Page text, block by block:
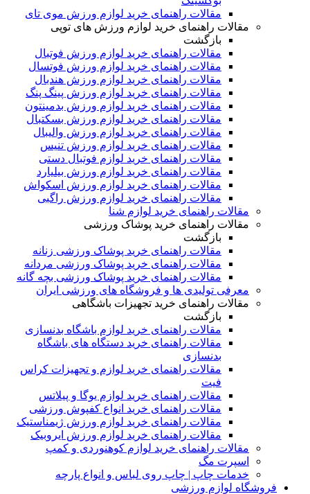
مقالات راهنمای خرید لوازم ورزش موی تای
مقالات راهنمای خرید لوازم ورزش های توپی
بازگشت
مقالات راهنمای خرید لوازم ورزش فوتبال
مقالات راهنمای خرید لوازم ورزش فوتسال
مقالات راهنمای خرید لوازم ورزش هندبال
مقالات راهنمای خرید لوازم ورزش پینگ پنگ
مقالات راهنمای خرید لوازم ورزش بدمینتون
مقالات راهنمای خرید لوازم ورزش بسکتبال
مقالات راهنمای خرید لوازم ورزش والیبال
مقالات راهنمای خرید لوازم ورزش تنیس
مقالات راهنمای خرید لوازم فوتبال دستی
مقالات راهنمای خرید لوازم ورزش بیلیارد
مقالات راهنمای خرید لوازم ورزش اسکواش
مقالات راهنمای خرید لوازم ورزش راگبی
مقالات راهنمای خرید لوازم شنا
مقالات راهنمای خرید پوشاک ورزشی
بازگشت
مقالات راهنمای خرید پوشاک ورزشی زنانه
مقالات راهنمای خرید پوشاک ورزشی مردانه
مقالات راهنمای خرید پوشاک ورزشی بچه گانه
معرفی تولیدی ها و فروشگاه های ورزشی ایران
مقالات راهنمای خرید تجهیزات باشگاهی
بازگشت
مقالات راهنمای خرید لوازم باشگاه بدنسازی
مقالات راهنمای خرید دستگاه های باشگاه
بدنسازی
مقالات راهنمای خرید لوازم و تجهیزات کراس
فیت
مقالات راهنمای خرید لوازم یوگا و پیلاتس
مقالات راهنمای خرید انواع کفپوش ورزشی
مقالات راهنمای خرید لوازم ورزش ژیمناستیک
مقالات راهنمای خرید لوازم ورزش ایروبیک
مقالات راهنمای خرید لوازم کوهنوردی و کمپ
اسپرت مگ
خدمات چاپ | چاپ روی لباس و انواع پارچه
فروشگاه لوازم ورزشی